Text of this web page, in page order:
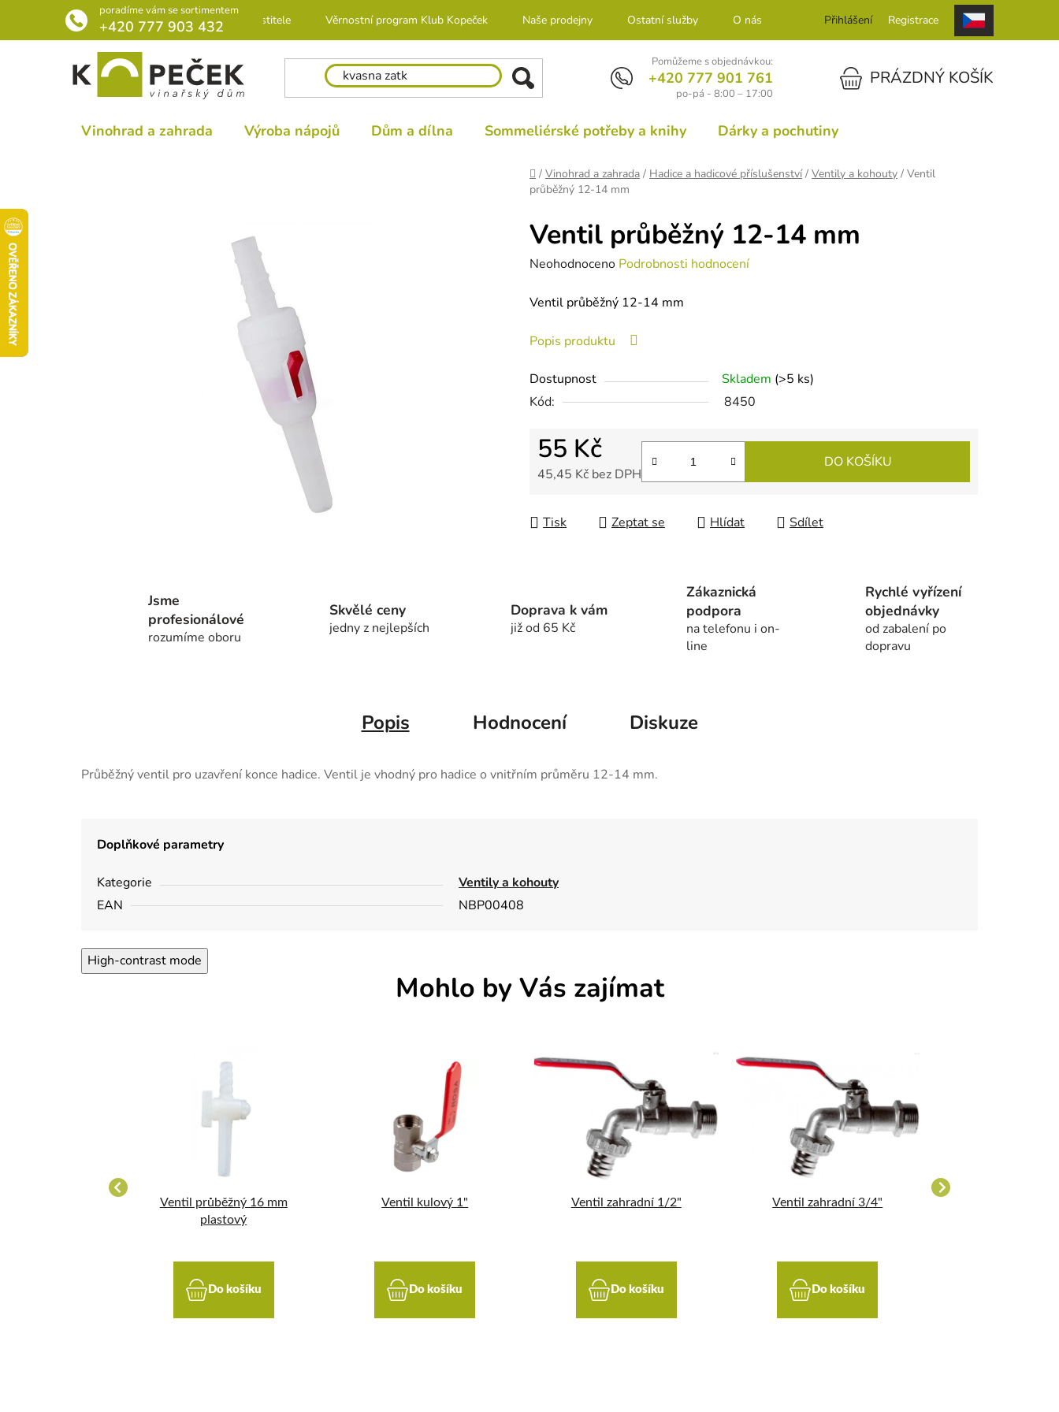
obsah
poradíme vám se sortimentem
+420 777 903 432Rádce pro pěstitele Věrnostní program Klub Kopeček Naše prodejny Ostatní služby O nás KontaktPřihlášení Registrace
Pomůžeme s objednávkou:
+420 777 901 761
po-pá - 8:00 – 17:00
NÁKUPNÍ KOŠÍKPRÁZDNÝ KOŠÍK
Vinohrad a zahrada Výroba nápojů Dům a dílna Sommeliérské potřeby a knihy Dárky a pochutiny
Domů
/ Vinohrad a zahrada / Hadice a hadicové příslušenství / Ventily a kohouty / Ventil
průběžný 12-14 mm
Ventil průběžný 12-14 mm
Průměrné
produktu
0,0
z
hvězdiček.
Neohodnoceno Podrobnosti hodnocení
Ventil průběžný 12-14 mm
Popis produktu
Dostupnost Skladem (>5 ks)
Kód:
8450
55 Kč
45,45 Kč bez DPH
DO KOŠÍKU
Tisk Zeptat se Hlídat Sdílet
Jsme
profesionálové
rozumíme oboru
Skvělé ceny
jedny z nejlepších
Doprava k vám
již od 65 Kč
Zákaznická
podpora
na telefonu i on-
line
Rychlé vyřízení
objednávky
od zabalení po
dopravu
Popis Hodnocení Diskuze
Průběžný ventil pro uzavření konce hadice. Ventil je vhodný pro hadice o vnitřním průměru 12-14 mm.
Doplňkové parametry
Kategorie
Ventily a kohouty
EAN
NBP00408
High-contrast mode
Mohlo by Vás zajímat
Ventil průběžný 16 mm
plastový
Do košíku
Ventil kulový 1"
Do košíku
Ventil zahradní 1/2"
Do košíku
Ventil zahradní 3/4"
Do košíku